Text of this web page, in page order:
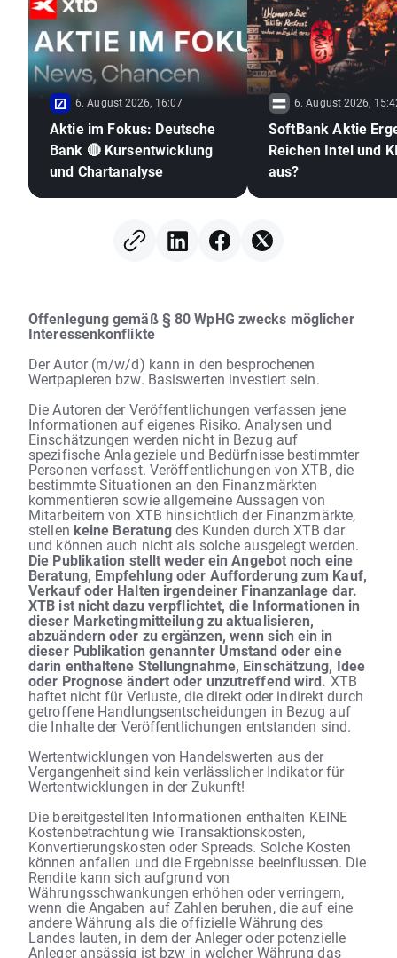
6. August 2026, 16:07
Aktie im Fokus: Deutsche
Bank 🔴 Kursentwicklung
und Chartanalyse
6. August 2026,
SoftBank Aktie
Reichen Intel und
aus?
Offenlegung gemäß § 80 WpHG zwecks möglicher
Interessenkonflikte
Der Autor (m/w/d) kann in den besprochenen
Wertpapieren bzw. Basiswerten investiert sein.
Die Autoren der Veröffentlichungen verfassen jene
Informationen auf eigenes Risiko. Analysen und
Einschätzungen werden nicht in Bezug auf
spezifische Anlageziele und Bedürfnisse bestimmter
Personen verfasst. Veröffentlichungen von XTB, die
bestimmte Situationen an den Finanzmärkten
kommentieren sowie allgemeine Aussagen von
Mitarbeitern von XTB hinsichtlich der Finanzmärkte,
stellen keine Beratungdes Kunden durch XTB dar
und können auch nicht als solche ausgelegt werden.
Die Publikation stellt weder ein Angebot noch eine
Beratung, Empfehlung oder Aufforderung zum Kauf,
Verkauf oder Halten irgendeiner Finanzanlage dar.
XTB ist nicht dazu verpflichtet, die Informationen in
dieser Marketingmitteilung zu aktualisieren,
abzuändern oder zu ergänzen, wenn sich ein in
dieser Publikation genannter Umstand oder eine
darin enthaltene Stellungnahme, Einschätzung, Idee
oder Prognose ändert oder unzutreffend wird.XTB
haftet nicht für Verluste, die direkt oder indirekt durch
getroffene Handlungsentscheidungen in Bezug auf
die Inhalte der Veröffentlichungen entstanden sind.
Wertentwicklungen von Handelswerten aus der
Vergangenheit sind kein verlässlicher Indikator für
Wertentwicklungen in der Zukunft!
Die bereitgestellten Informationen enthalten KEINE
Kostenbetrachtung wie Transaktionskosten,
Konvertierungskosten oder Spreads. Solche Kosten
können anfallen und die Ergebnisse beeinflussen. Die
Rendite kann sich aufgrund von
Währungsschwankungen erhöhen oder verringern,
wenn die Angaben auf Zahlen beruhen, die auf eine
andere Währung als die offizielle Währung des
Landes lauten, in dem der Anleger oder potenzielle
Anleger ansässig ist bzw in welcher Währung das